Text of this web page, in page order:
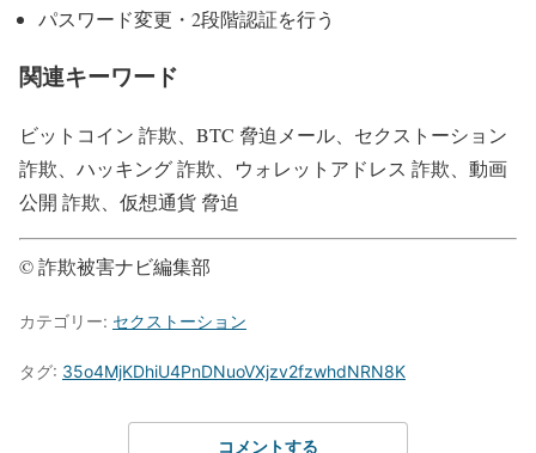
パスワード変更・2段階認証を行う
関連キーワード
ビットコイン 詐欺、BTC 脅迫メール、セクストーション
詐欺、ハッキング 詐欺、ウォレットアドレス 詐欺、動画
公開 詐欺、仮想通貨 脅迫
© 詐欺被害ナビ編集部
カテゴリー: セクストーション
タグ: 35o4MjKDhiU4PnDNuoVXjzv2fzwhdNRN8K
コメントする